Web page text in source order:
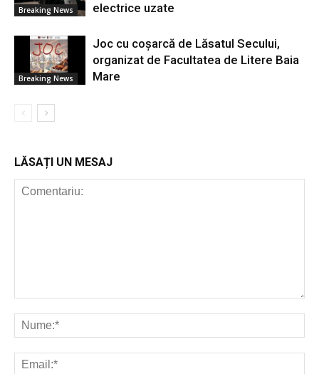
Breaking News
electrice uzate
Breaking News
Joc cu coșarcă de Lăsatul Secului,
organizat de Facultatea de Litere Baia
Mare
LĂSAȚI UN MESAJ